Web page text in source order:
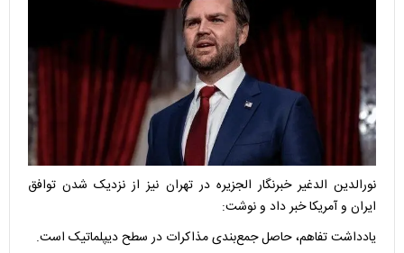
نورالدین الدغیر خبرنگار الجزیره در تهران نیز از نزدیک شدن توافق
ایران و آمریکا خبر داد و نوشت:
یادداشت تفاهم، حاصل جمع‌بندی مذاکرات در سطح دیپلماتیک است.